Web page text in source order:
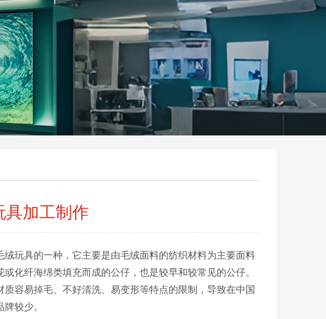
具加工制作
绒玩具的一种，它主要是由毛绒面料的纺织材料为主要面料
或化纤海绵类填充而成的公仔，也是较早和较常见的公仔。
质容易掉毛、不好清洗、易变形等特点的限制，导致在中国
较少。